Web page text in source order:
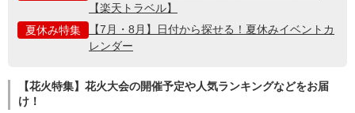
【楽天トラベル】
夏休み特集
【7月・8月】日付から探せる！夏休みイベントカ
レンダー
【花火特集】花火大会の開催予定や人気ランキングなどをお届
け！